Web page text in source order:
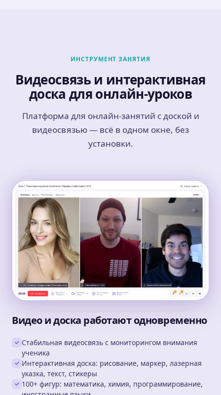
ИНСТРУМЕНТ ЗАНЯТИЯ
Видеосвязь и интерактивная
доска для онлайн-уроков
Платформа для онлайн-занятий с доской и
видеосвязью — всё в одном окне, без
установки.
Видео и доска работают одновременно
Стабильная видеосвязь с мониторингом внимания
ученика
Интерактивная доска: рисование, маркер, лазерная
указка, текст, стикеры
100+ фигур: математика, химия, программирование,